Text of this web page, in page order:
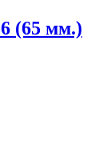
(65 мм.)